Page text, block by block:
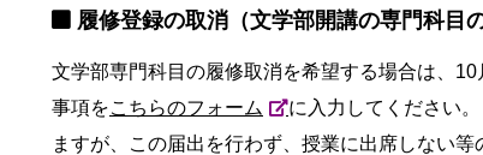
履修登録の取消（文学部開講の専門科目の
文学部専門科目の履修取消を希望する場合は、
事項をこちらのフォーム
に入力してください
ますが、この届出を行わず、授業に出席しない